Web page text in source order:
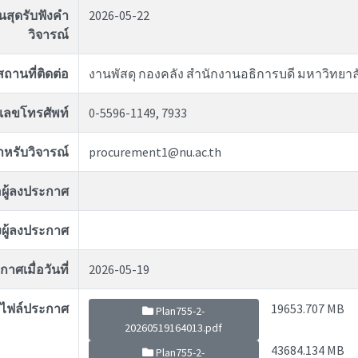
สุดรับฟังคำ
วิจารณ์
2026-05-22
ถานที่ติดต่อ งานพัสดุ กองคลัง สำนักงานอธิการบดี มหาวิทยา
ลขโทรศัพท์ 0-5596-1149, 7933
หรับวิจารณ์ procurement1@nu.ac.th
ลงประกาศ
ลงประกาศ
าศเมื่อวันที่ 2026-05-19
ไฟล์ประกาศ
Plan755-2-
20260519164013.pdf
19653.707 MB
Plan755-2- 43684.134 MB